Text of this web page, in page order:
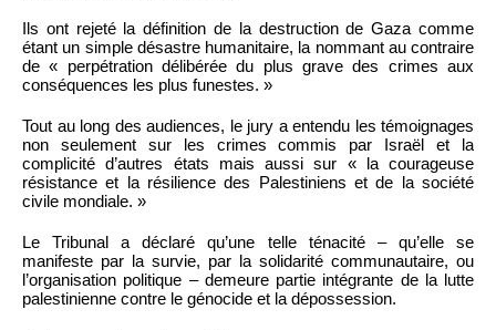
Ils ont rejeté la définition de la destruction de Gaza comme
étant un simple désastre humanitaire, la nommant au contraire
de « perpétration délibérée du plus grave des crimes aux
conséquences les plus funestes. »
Tout au long des audiences, le jury a entendu les témoignages
non seulement sur les crimes commis par Israël et la
complicité d’autres états mais aussi sur « la courageuse
résistance et la résilience des Palestiniens et de la société
civile mondiale. »
Le Tribunal a déclaré qu’une telle ténacité – qu’elle se
manifeste par la survie, par la solidarité communautaire, ou
l’organisation politique – demeure partie intégrante de la lutte
palestinienne contre le génocide et la dépossession.